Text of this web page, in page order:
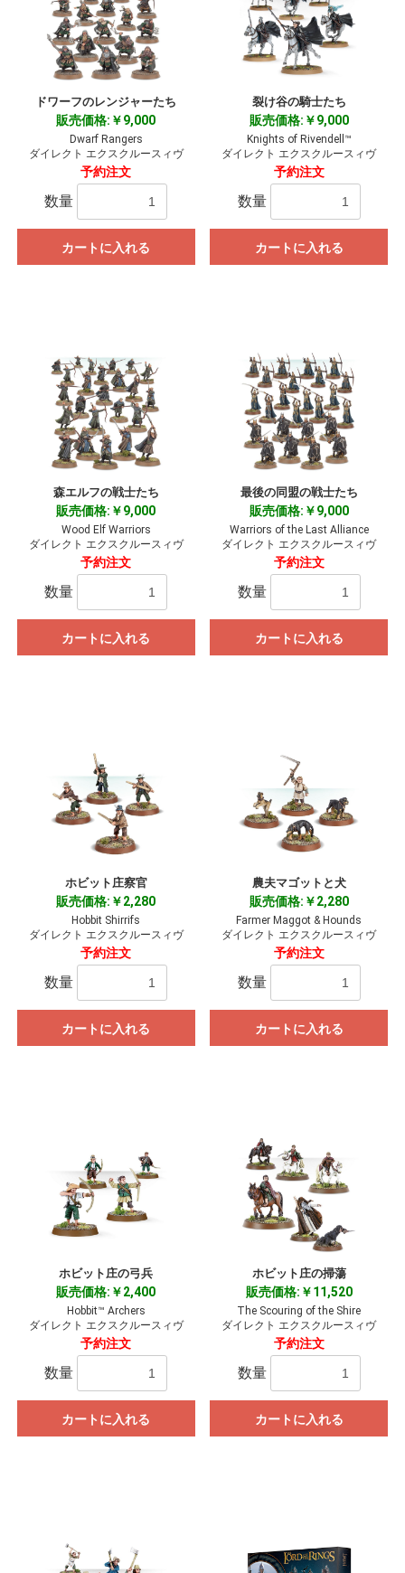
ドワーフのレンジャーたち
販売価格:￥9,000
Dwarf Rangers
ダイレクト エクスクルースィヴ
予約注文
数量
カートに入れる
裂け谷の騎士たち
販売価格:￥9,000
Knights of Rivendell™
ダイレクト エクスクルースィヴ
予約注文
数量
カートに入れる
森エルフの戦士たち
販売価格:￥9,000
Wood Elf Warriors
ダイレクト エクスクルースィヴ
予約注文
数量
カートに入れる
最後の同盟の戦士たち
販売価格:￥9,000
Warriors of the Last Alliance
ダイレクト エクスクルースィヴ
予約注文
数量
カートに入れる
ホビット庄察官
販売価格:￥2,280
Hobbit Shirrifs
ダイレクト エクスクルースィヴ
予約注文
数量
カートに入れる
農夫マゴットと犬
販売価格:￥2,280
Farmer Maggot & Hounds
ダイレクト エクスクルースィヴ
予約注文
数量
カートに入れる
ホビット庄の弓兵
販売価格:￥2,400
Hobbit™ Archers
ダイレクト エクスクルースィヴ
予約注文
数量
カートに入れる
ホビット庄の掃蕩
販売価格:￥11,520
The Scouring of the Shire
ダイレクト エクスクルースィヴ
予約注文
数量
カートに入れる